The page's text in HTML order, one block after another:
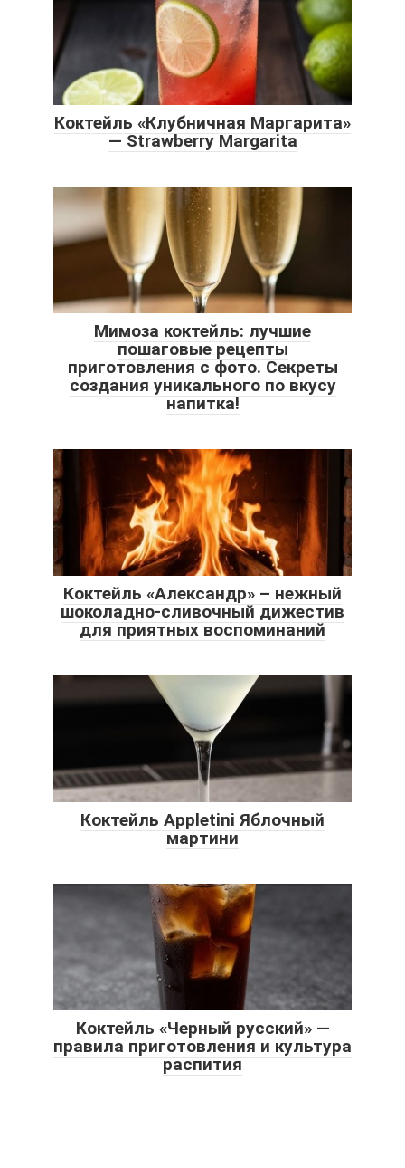
Коктейль «Клубничная Маргарита»
— Strawberry Margarita
Мимоза коктейль: лучшие
пошаговые рецепты
приготовления с фото. Секреты
создания уникального по вкусу
напитка!
Коктейль «Александр» – нежный
шоколадно-сливочный дижестив
для приятных воспоминаний
Коктейль Appletini Яблочный
мартини
Коктейль «Черный русский» —
правила приготовления и культура
распития